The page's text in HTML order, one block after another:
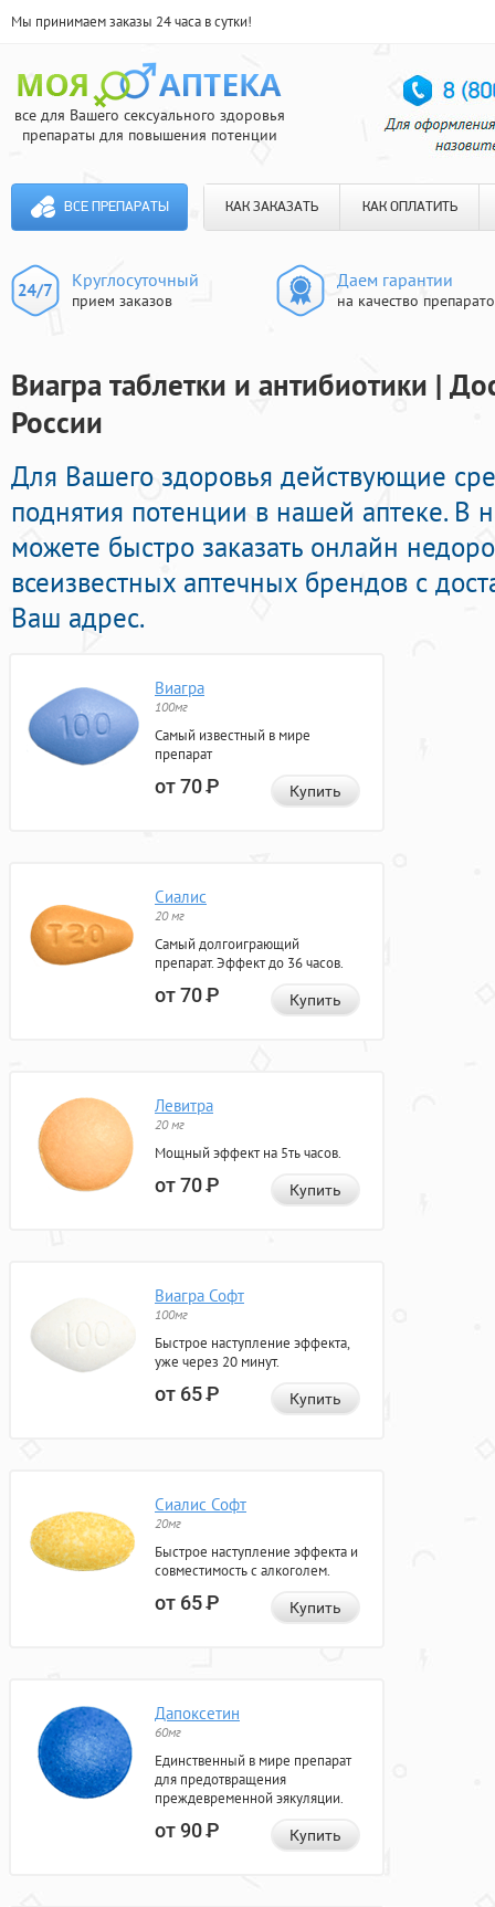
Мы принимаем заказы 24 часа в сутки!
все для Вашего сексуального здоровья
препараты для повышения потенции
ВСЕ ПРЕПАРАТЫ КАК ЗАКАЗАТЬ КАК ОПЛАТИТЬ
Круглосуточный
прием заказов
Даем гарантии
на качество
Виагра таблетки и антибиотики |
России
Для Вашего здоровья действующие
поднятия потенции в нашей аптеке. В
можете быстро заказать онлайн
всеизвестных аптечных брендов с
Ваш адрес.
Виагра
100мг
Самый известный в мире
препарат
от 70Р Купить
Сиалис
20 мг
Самый долгоиграющий
препарат. Эффект до 36 часов.
от 70Р Купить
Левитра
20 мг
Мощный эффект на 5ть часов.
от 70Р Купить
Виагра Софт
100мг
Быстрое наступление эффекта,
уже через 20 минут.
от 65Р Купить
Сиалис Софт
20мг
Быстрое наступление эффекта и
совместимость с алкоголем.
от 65Р Купить
Дапоксетин
60мг
Единственный в мире препарат
для предотвращения
преждевременной эякуляции.
от 90Р Купить